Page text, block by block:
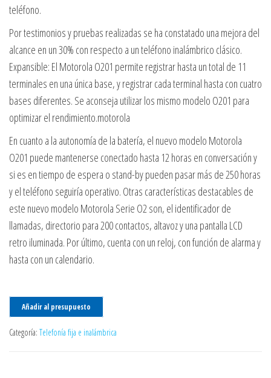
teléfono.
Por testimonios y pruebas realizadas se ha constatado una mejora del
alcance en un 30% con respecto a un teléfono inalámbrico clásico.
Expansible: El Motorola O201 permite registrar hasta un total de 11
terminales en una única base, y registrar cada terminal hasta con cuatro
bases diferentes. Se aconseja utilizar los mismo modelo O201 para
optimizar el rendimiento.motorola
En cuanto a la autonomía de la batería, el nuevo modelo Motorola
O201 puede mantenerse conectado hasta 12 horas en conversación y
si es en tiempo de espera o stand-by pueden pasar más de 250 horas
y el teléfono seguiría operativo. Otras características destacables de
este nuevo modelo Motorola Serie O2 son, el identificador de
llamadas, directorio para 200 contactos, altavoz y una pantalla LCD
retro iluminada. Por último, cuenta con un reloj, con función de alarma y
hasta con un calendario.
Añadir al presupuesto
Categoría: Telefonía fija e inalámbrica